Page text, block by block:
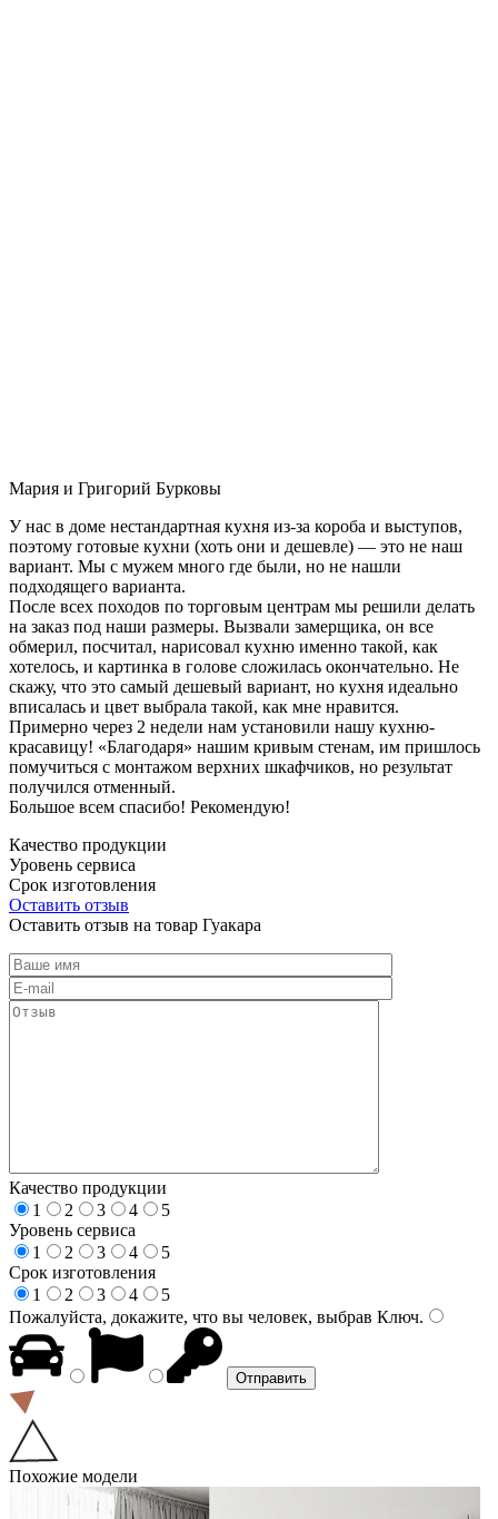
Мария и Григорий Бурковы
У нас в доме нестандартная кухня из-за короба и выступов,
поэтому готовые кухни (хоть они и дешевле) — это не наш
вариант. Мы с мужем много где были, но не нашли
подходящего варианта.
После всех походов по торговым центрам мы решили делать
на заказ под наши размеры. Вызвали замерщика, он все
обмерил, посчитал, нарисовал кухню именно такой, как
хотелось, и картинка в голове сложилась окончательно. Не
скажу, что это самый дешевый вариант, но кухня идеально
вписалась и цвет выбрала такой, как мне нравится.
Примерно через 2 недели нам установили нашу кухню-
красавицу! «Благодаря» нашим кривым стенам, им пришлось
помучиться с монтажом верхних шкафчиков, но результат
получился отменный.
Большое всем спасибо! Рекомендую!
Качество продукции
Уровень сервиса
Срок изготовления
Оставить отзыв
Оставить отзыв на товар Гуакара
Качество продукции
1
2 3 4
5
Уровень сервиса
1
2 3 4
5
Срок изготовления
1
2 3 4
5
Пожалуйста, докажите, что вы человек, выбрав Ключ.
Похожие модели